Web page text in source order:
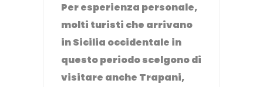
Per esperienza personale,
molti turisti che arrivano
in Sicilia occidentale in
questo periodo scelgono di
visitare anche Trapani,